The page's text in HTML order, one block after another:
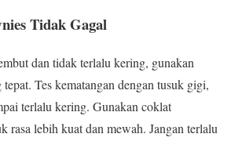
Tidak Gagal
dan tidak terlalu kering, gunakan
Tes kematangan dengan tusuk gigi,
terlalu kering. Gunakan coklat
rasa lebih kuat dan mewah. Jangan terlalu